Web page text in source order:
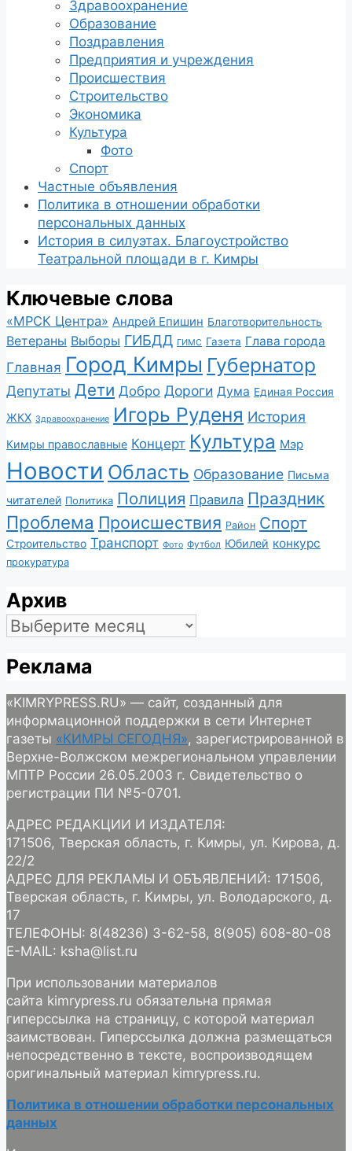
Здравоохранение
Образование
Поздравления
Предприятия и учреждения
Происшествия
Строительство
Экономика
Культура
Фото
Спорт
Частные объявления
Политика в отношении обработки
персональных данных
История в силуэтах. Благоустройство
Театральной площади в г. Кимры
Ключевые слова
«МРСК Центра» Андрей Епишин Благотворительность
Ветераны Выборы ГИБДД ГИМС Газета Глава города
Главная Город Кимры Губернатор
Депутаты Дети Добро Дороги Дума Единая Россия
ЖКХ Здравоохранение Игорь Руденя История
Кимры православные Концерт Культура Мэр
Новости Область Образование Письма
читателей Политика Полиция Правила Праздник
Проблема Происшествия Район Спорт
Строительство Транспорт Фото Футбол Юбилей конкурс
прокуратура
Архив
Архив
Реклама
«KIMRYPRESS.RU» — сайт, созданный для
информационной поддержки в сети Интернет
газеты «КИМРЫ СЕГОДНЯ», зарегистрированной в
Верхне-Волжском межрегиональном управлении
МПТР России 26.05.2003 г. Свидетельство о
регистрации ПИ №5-0701.
АДРЕС РЕДАКЦИИ И ИЗДАТЕЛЯ:
171506, Тверская область, г. Кимры, ул. Кирова, д.
22/2
АДРЕС ДЛЯ РЕКЛАМЫ И ОБЪЯВЛЕНИЙ: 171506,
Тверская область, г. Кимры, ул. Володарского, д.
17
ТЕЛЕФОНЫ: 8(48236) 3-62-58, 8(905) 608-80-08
E-MAIL: ksha@list.ru
При использовании материалов
сайта kimrypress.ru обязательна прямая
гиперссылка на страницу, с которой материал
заимствован. Гиперссылка должна размещаться
непосредственно в тексте, воспроизводящем
оригинальный материал kimrypress.ru.
Политика в отношении обработки персональных
данных